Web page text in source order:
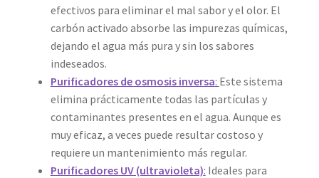
efectivos para eliminar el mal sabor y el olor. El
carbón activado absorbe las impurezas químicas,
dejando el agua más pura y sin los sabores
indeseados.
Purificadores de osmosis inversa: Este sistema
elimina prácticamente todas las partículas y
contaminantes presentes en el agua. Aunque es
muy eficaz, a veces puede resultar costoso y
requiere un mantenimiento más regular.
Purificadores UV (ultravioleta): Ideales para